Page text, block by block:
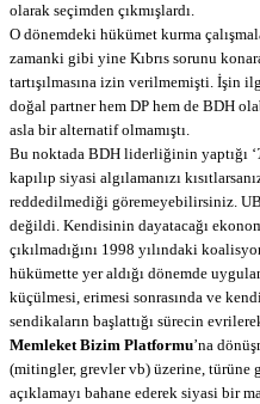
olarak seçimden çıkmışlardı.
O dönemdeki hükümet kurma
zamanki gibi yine Kıbrıs sorunu
tartışılmasına izin verilmemişti. İşin
doğal partner hem DP hem de BDH
asla bir alternatif olmamıştı.
Bu noktada BDH liderliğinin yaptığı ‘
kapılıp siyasi algılamanızı
reddedilmediği göremeyebilirsiniz.
değildi. Kendisinin dayatacağı
çıkılmadığını 1998 yılındaki
hükümette yer aldığı dönemde
küçülmesi, erimesi sonrasında ve
sendikaların başlattığı sürecin
Memleket Bizim Platformu’na
(mitingler, grevler vb) üzerine, türüne
açıklamayı bahane ederek siyasi bir